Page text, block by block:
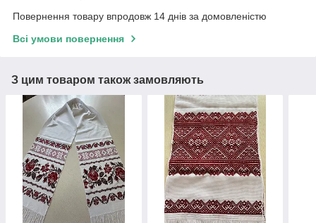
Повернення товару впродовж 14 днів за домовленістю
Всі умови повернення
З цим товаром також замовляють